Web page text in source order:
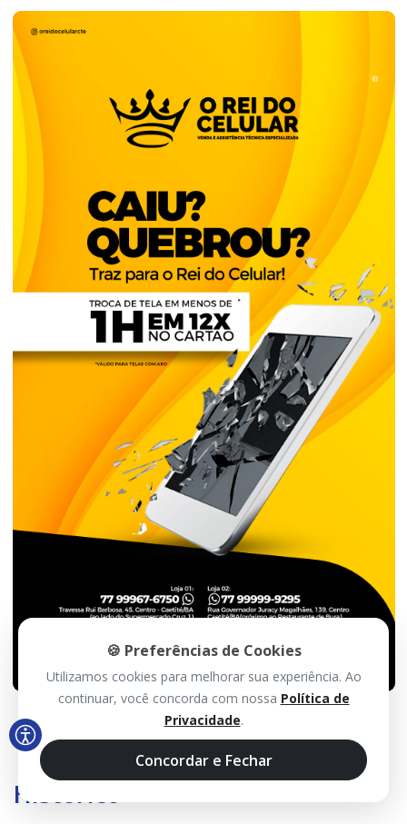
Histórico
🍪 Preferências de Cookies
Utilizamos cookies para melhorar sua experiência. Ao
continuar, você concorda com nossa Política de
Privacidade.
Concordar e Fechar